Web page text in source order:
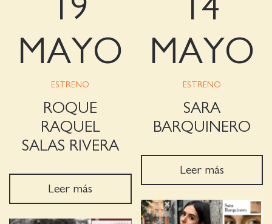
19
MAYO
ESTRENO
ROQUE
RAQUEL
SALAS RIVERA
Leer más
14
MAYO
ESTRENO
SARA
BARQUINERO
Leer más